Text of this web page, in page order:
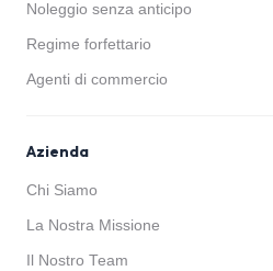
Noleggio senza anticipo
Regime forfettario
Agenti di commercio
Azienda
Chi Siamo
La Nostra Missione
Il Nostro Team